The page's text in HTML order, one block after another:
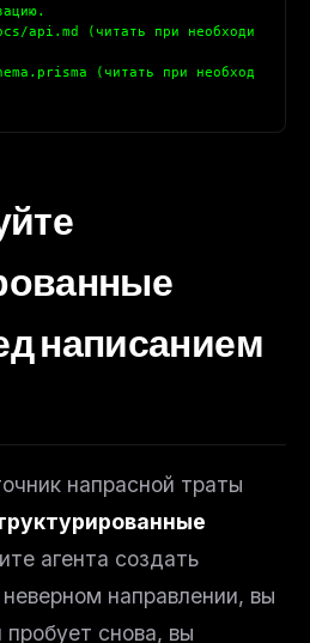
api.md (читать при необходи
(читать при необход
написанием
напрасной траты
агента создать
направлении, вы
пробует снова, вы